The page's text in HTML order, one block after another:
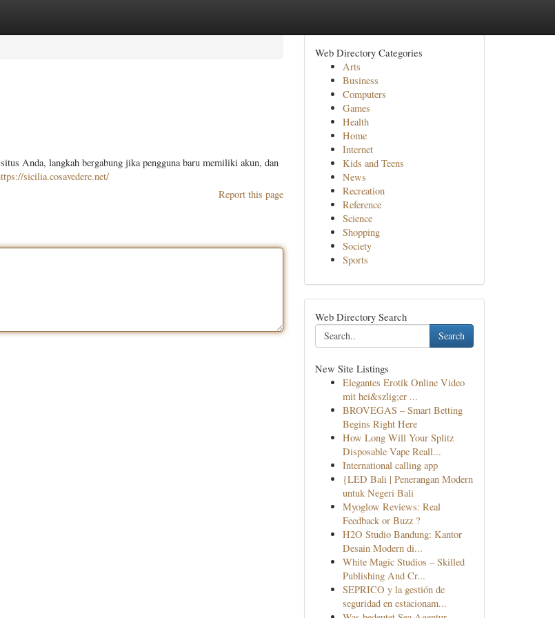
Anda, langkah bergabung jika pengguna baru memiliki akun, dan
sicilia.cosavedere.net/
Report this page
Web Directory Categories
Arts
Business
Computers
Games
Health
Home
Internet
Kids and Teens
News
Recreation
Reference
Science
Shopping
Society
Sports
Web Directory Search
Search
New Site Listings
Elegantes Erotik Online Video
mit hei&szlig;er ...
BROVEGAS – Smart Betting
Begins Right Here
How Long Will Your Splitz
Disposable Vape Reall...
International calling app
{LED Bali | Penerangan Modern
untuk Negeri Bali
Myoglow Reviews: Real
Feedback or Buzz ?
H2O Studio Bandung: Kantor
Desain Modern di...
White Magic Studios – Skilled
Publishing And Cr...
SEPRICO y la gestión de
seguridad en estacionam...